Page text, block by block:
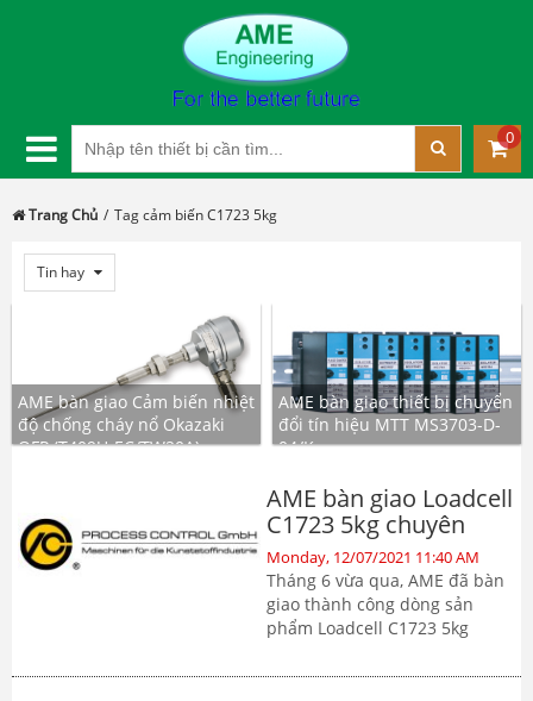
0
Trang Chủ Tag cảm biến C1723 5kg
Tin hay
AME bàn giao Cảm biến nhiệt
độ chống cháy nổ Okazaki
OFP (T409U-EC/TW20A)
AME bàn giao thiết bị chuyển
đổi tín hiệu MTT MS3703-D-
04/K
AME bàn giao Loadcell
C1723 5kg chuyên
dụng cho máy trộn liệu
tự động
Monday, 12/07/2021 11:40 AM
Tháng 6 vừa qua, AME đã bàn
giao thành công dòng sản
phẩm Loadcell C1723 5kg
tự động của hãng Process